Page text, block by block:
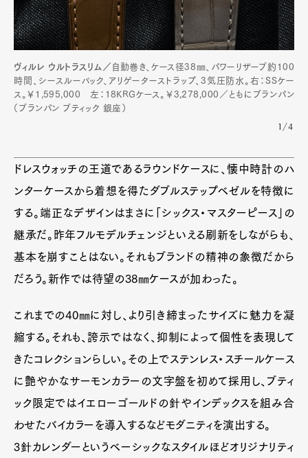
ヴィルレ ウルトラスリム／ 自動巻き、ケース径38㎜、パワーリザーブ約100
時間、シースルーバック、アリゲーターストラップ、3気圧防水。右：SSケー
ス。￥1,595,000 左：18KRGケース。￥3,278,000／ともにブランパン
（ブランパン ブティック 銀座）
1/4
ドレスウォッチの王道であるラウンドケースに、懐中時計のハ
ンターケースから着想を得たダブルステップベゼルを特徴に
する。端正なデザインはまさに「シックス・マスターピース」の
継承だ。昨年フルモデルチェンジといえる刷新をしながらも、
基本を崩すことはない。それもブランドの精神の象徴だから
だろう。新作では待望の38㎜ケースが加わった。
これまでの40㎜に対し、より引き締まったサイズに魅力を凝
縮する。それも、誇示ではなく、抑制によって個性を表現して
きたコレクションらしい。その上でステンレス・スチールケース
に艶やかなサーモンカラーの文字盤を初めて採用し、ブティ
ック限定ではイエローゴールドの針やインデックスを組み合
わせたバイカラーを導入するなどモダニティを演出する。
3針カレンダーというベーシックなスタイルほどオリジナリティ